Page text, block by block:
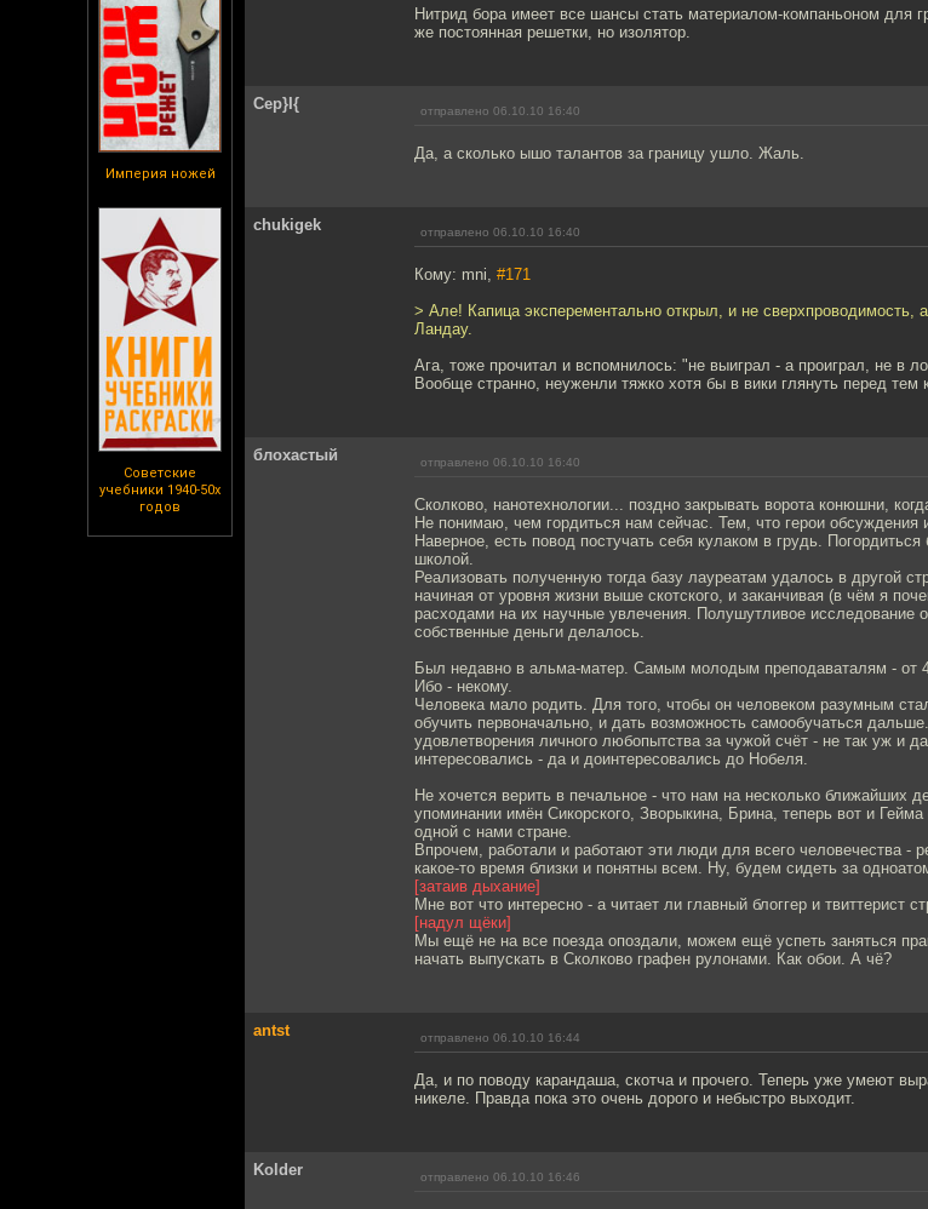
Империя ножей
Советские
учебники 1940-50х
годов
Нитрид бора имеет все шансы стать материалом-компаньоном для
же постоянная решетки, но изолятор.
Cep}I{ отправлено 06.10.10 16:40
Да, а сколько ышо талантов за границу ушло. Жаль.
chukigek отправлено 06.10.10 16:40
Кому: mni, #171
> Але! Капица эксперементально открыл, и не сверхпроводимость,
Ландау.
Ага, тоже прочитал и вспомнилось: "не выиграл - а проиграл, не в
Вообще странно, неуженли тяжко хотя бы в вики глянуть перед тем
блохастый отправлено 06.10.10 16:40
Сколково, нанотехнологии... поздно закрывать ворота конюшни,
Не понимаю, чем гордиться нам сейчас. Тем, что герои обсуждения
Наверное, есть повод постучать себя кулаком в грудь.
школой.
Реализовать полученную тогда базу лауреатам удалось в другой
начиная от уровня жизни выше скотского, и заканчивая (в чём я
расходами на их научные увлечения. Полушутливое исследование
собственные деньги делалось.
Был недавно в альма-матер. Самым молодым преподаваталям - от
Ибо - некому.
Человека мало родить. Для того, чтобы он человеком разумным
обучить первоначально, и дать возможность самообучаться
удовлетворения личного любопытства за чужой счёт - не так уж и
интересовались - да и доинтересовались до Нобеля.
Не хочется верить в печальное - что нам на несколько ближайших
упоминании имён Сикорского, Зворыкина, Брина, теперь вот и
одной с нами стране.
Впрочем, работали и работают эти люди для всего человечества -
какое-то время близки и понятны всем. Ну, будем сидеть за
[затаив дыхание]
Мне вот что интересно - а читает ли главный блоггер и
[надул щёки]
Мы ещё не на все поезда опоздали, можем ещё успеть заняться
начать выпускать в Сколково графен рулонами. Как обои. А чё?
antst отправлено 06.10.10 16:44
Да, и по поводу карандаша, скотча и прочего. Теперь уже умеют
никеле. Правда пока это очень дорого и небыстро выходит.
Kolder отправлено 06.10.10 16:46